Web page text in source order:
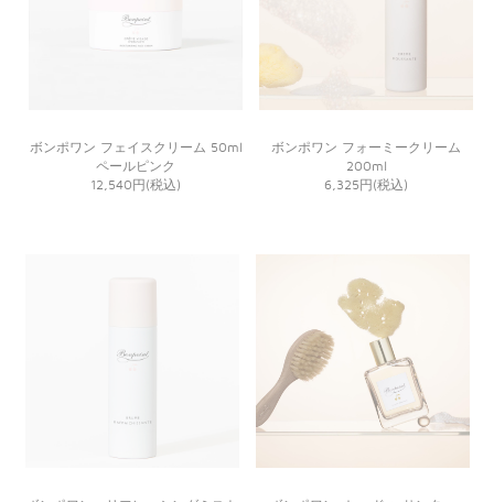
ボンポワン フェイスクリーム 50ml
ペールピンク
12,540円(税込)
ボンポワン フォーミークリーム
200ml
6,325円(税込)